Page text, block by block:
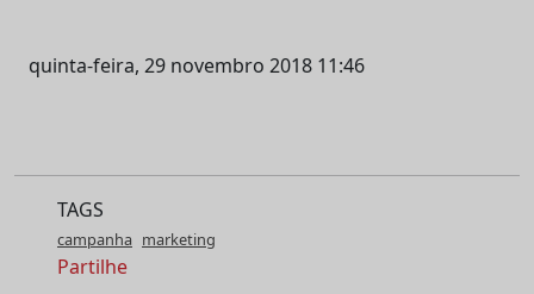
quinta-feira, 29 novembro 2018 11:46
TAGS
campanha marketing
Partilhe